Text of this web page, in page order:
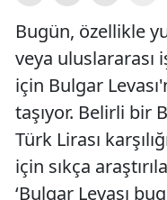
Bugün, özellikle
veya
için Bulgar
taşıyor. Belirli bir
Türk Lirası
için sıkça
‘Bulgar Levası